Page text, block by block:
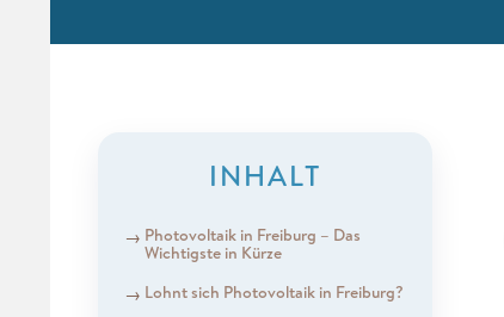
INHALT
Photovoltaik in Freiburg – Das
Wichtigste in Kürze
Lohnt sich Photovoltaik in Freiburg?